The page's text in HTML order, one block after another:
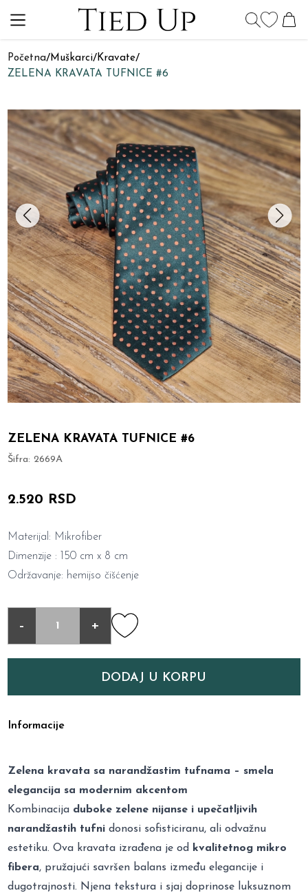
Početna/Muškarci/Kravate/
ZELENA KRAVATA TUFNICE #6
ZELENA KRAVATA TUFNICE #6
Šifra:2669A
2.520 RSD
Materijal: Mikrofiber
Dimenzije : 150 cm x 8 cm
Održavanje: hemijso čišćenje
- +
DODAJ U KORPU
Informacije
Zelena kravata sa narandžastim tufnama – smela
elegancija sa modernim akcentom
Kombinacija duboke zelene nijanse i upečatljivih
narandžastih tufni donosi sofisticiranu, ali odvažnu
estetiku. Ova kravata izrađena je od
kvalitetnog mikro
fibera, pružajući savršen balans između elegancije i
dugotrajnosti. Njena tekstura i sjaj doprinose luksuznom